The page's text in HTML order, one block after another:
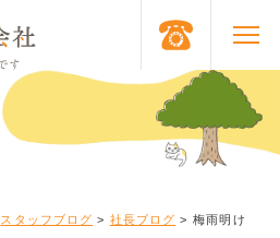
スタッフブログ > 社長ブログ > 梅雨明け